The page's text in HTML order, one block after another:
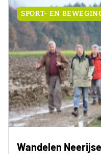
SPORT- EN
Wandelen